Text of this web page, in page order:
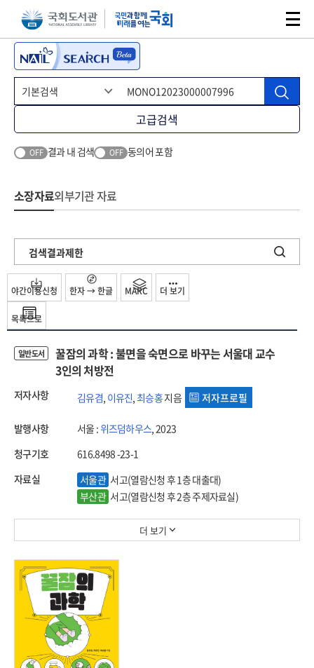
본문 바로가기주메뉴 바로가기
고급검색
OFF 결과 내 검색 OFF 동의어 포함
소장자료외부기관 자료
검색결과제한
목록으로
야간이용신청 한자 → 한글 MARC 더 보기
일반도서
꿀잠의 과학 : 불면을 숙면으로 바꾸는 서울대 교수
3인의 처방전
저자사항 김유겸, 이유진,최승홍지음 저자프로필
발행사항 서울 :위즈덤하우스, 2023
청구기호
616.8498 -23-1
자료실
서울관 서고(열람신청 후 1층 대출대)
부산관 서고(열람신청 후 2층 주제자료실)
더 보기